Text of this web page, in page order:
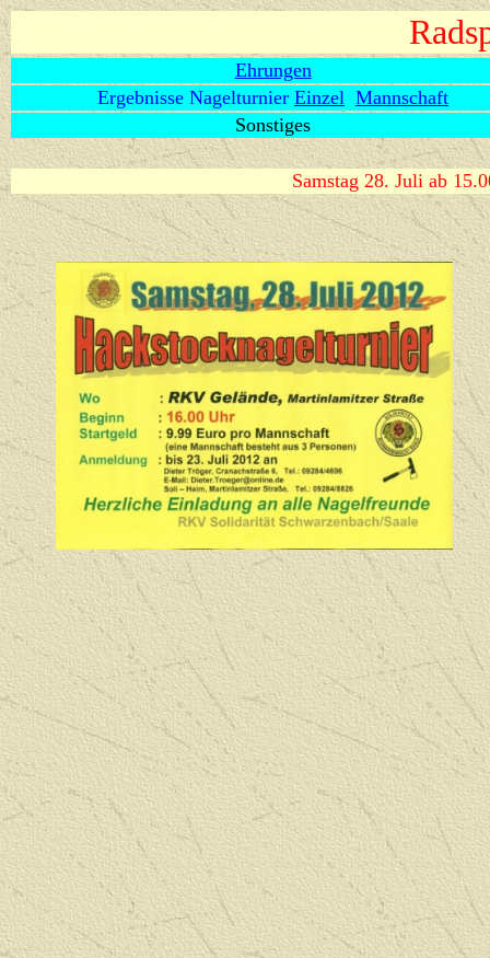
Ehrungen
Ergebnisse Nagelturnier Einzel Mannschaft
Sonstiges
Samstag 28. Juli ab